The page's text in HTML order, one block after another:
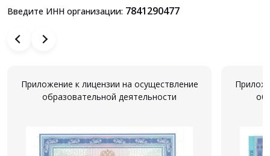
Введите ИНН организации: 7841290477
Приложение к лицензии на осуществление
образовательной деятельности